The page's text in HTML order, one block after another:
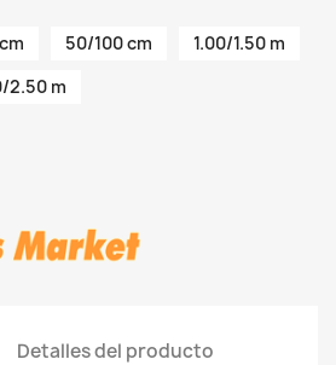
50/100 cm
1.00/1.50 m
2.50 m
Detalles del producto